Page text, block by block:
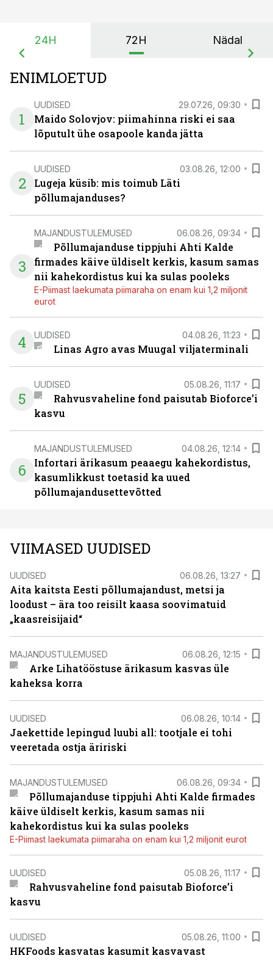
24H 72H Nädal
ENIMLOETUD
1
UUDISED 29.07.26, 09:30
Maido Solovjov: piimahinna riski ei saa
lõputult ühe osapoole kanda jätta
2
UUDISED 03.08.26, 12:00
Lugeja küsib: mis toimub Läti
põllumajanduses?
3
MAJANDUSTULEMUSED 06.08.26, 09:34
Põllumajanduse tippjuhi Ahti Kalde
firmades käive üldiselt kerkis, kasum samas
nii kahekordistus kui ka sulas pooleks
E-Piimast laekumata piimaraha on enam kui 1,2 miljonit
eurot
4 UUDISED 04.08.26, 11:23
Linas Agro avas Muugal viljaterminali
5
UUDISED 05.08.26, 11:17
Rahvusvaheline fond paisutab Bioforce’i
kasvu
6
MAJANDUSTULEMUSED 04.08.26, 12:14
Infortari ärikasum peaaegu kahekordistus,
kasumlikkust toetasid ka uued
põllumajandusettevõtted
VIIMASED UUDISED
UUDISED 06.08.26, 13:27
Aita kaitsta Eesti põllumajandust, metsi ja
loodust – ära too reisilt kaasa soovimatuid
„kaasreisijaid“
MAJANDUSTULEMUSED 06.08.26, 12:15
Arke Lihatööstuse ärikasum kasvas üle
kaheksa korra
UUDISED 06.08.26, 10:14
Jaekettide lepingud luubi all: tootjale ei tohi
veeretada ostja äririski
MAJANDUSTULEMUSED 06.08.26, 09:34
Põllumajanduse tippjuhi Ahti Kalde firmades
käive üldiselt kerkis, kasum samas nii
kahekordistus kui ka sulas pooleks
E-Piimast laekumata piimaraha on enam kui 1,2 miljonit eurot
UUDISED 05.08.26, 11:17
Rahvusvaheline fond paisutab Bioforce’i
kasvu
UUDISED 05.08.26, 11:00
HKFoods kasvatas kasumit kasvavast